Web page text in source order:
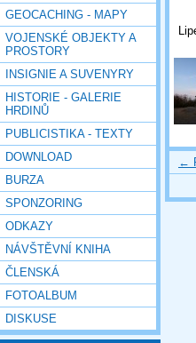
GEOCACHING - MAPY
VOJENSKÉ OBJEKTY A
PROSTORY
INSIGNIE A SUVENYRY
HISTORIE - GALERIE
HRDINŮ
PUBLICISTIKA - TEXTY
DOWNLOAD
BURZA
SPONZORING
ODKAZY
NÁVŠTĚVNÍ KNIHA
ČLENSKÁ
FOTOALBUM
DISKUSE
←